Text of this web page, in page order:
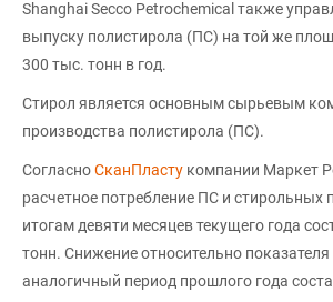
Shanghai Secco Petrochemical также
выпуску полистирола (ПС) на той же
300 тыс. тонн в год.
Стирол является основным сырьевым
производства полистирола (ПС).
СогласноСканПласту компании Маркет
расчетное потребление ПС и стирольных
итогам девяти месяцев текущего года
тонн. Снижение относительно показателя
аналогичный период прошлого года